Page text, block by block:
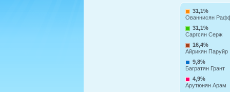
31,1%
Ованнисян
31,1%
Саргсян Серж
16,4%
Айрикян Паруйр
9,8%
Багратян Грант
4,9%
Арутюнян Арам